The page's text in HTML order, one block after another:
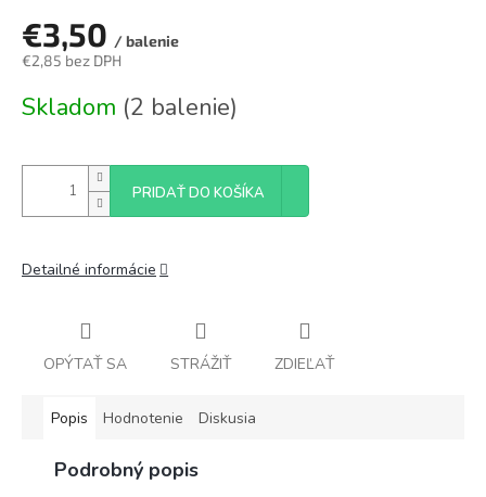
€3,50 / balenie
€2,85 bez DPH
cena:
Skladom (2 balenie)
PRIDAŤ DO KOŠÍKA
Detailné informácie
OPÝTAŤ SA STRÁŽIŤ ZDIEĽAŤ
Popis Hodnotenie Diskusia
Podrobný popis